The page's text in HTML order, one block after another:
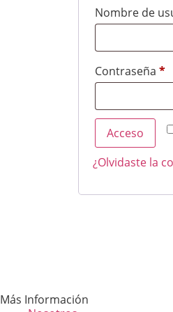
Nombre de
Contraseña *
Acceso
¿Olvidaste la
Más Información